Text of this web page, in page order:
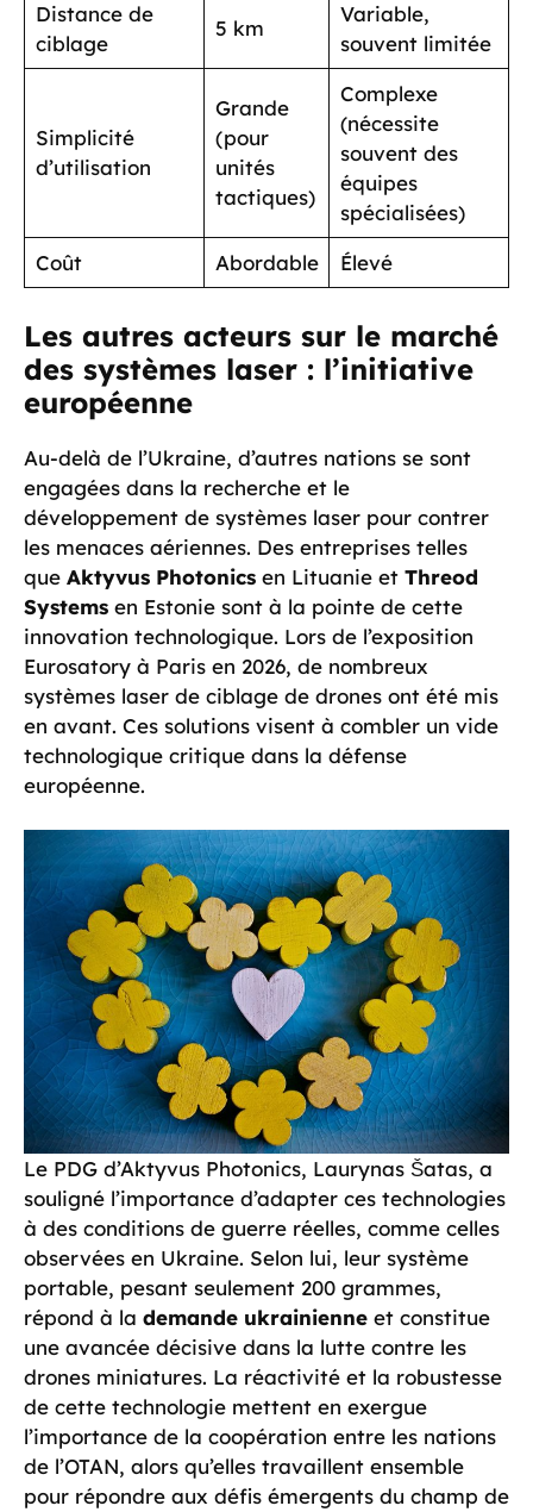
Distance de
ciblage
5 km
Variable,
souvent limitée
Simplicité
d’utilisation
Grande
(pour
unités
tactiques)
Complexe
(nécessite
souvent des
équipes
spécialisées)
Coût
Abordable Élevé
Les autres acteurs sur le marché
des systèmes laser : l’initiative
européenne
Au-delà de l’Ukraine, d’autres nations se sont
engagées dans la recherche et le
développement de systèmes laser pour contrer
les menaces aériennes. Des entreprises telles
que Aktyvus Photonics en Lituanie et Threod
Systems en Estonie sont à la pointe de cette
innovation technologique. Lors de l’exposition
Eurosatory à Paris en 2026, de nombreux
systèmes laser de ciblage de drones ont été mis
en avant. Ces solutions visent à combler un vide
technologique critique dans la défense
européenne.
Le PDG d’Aktyvus Photonics, Laurynas Šatas, a
souligné l’importance d’adapter ces technologies
à des conditions de guerre réelles, comme celles
observées en Ukraine. Selon lui, leur système
portable, pesant seulement 200 grammes,
répond à la demande ukrainienne et constitue
une avancée décisive dans la lutte contre les
drones miniatures. La réactivité et la robustesse
de cette technologie mettent en exergue
l’importance de la coopération entre les nations
de l’OTAN, alors qu’elles travaillent ensemble
pour répondre aux défis émergents du champ de